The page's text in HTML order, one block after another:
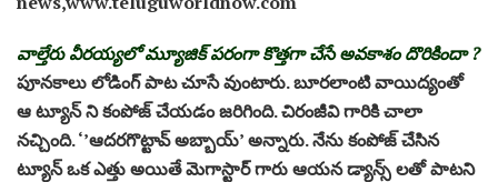
వాల్తేరు వీరయ్యలో మ్యూజిక్ పరంగా కొత్తగా చేసే అవకాశం దొరికిందా ?
పూనకాలు లోడింగ్ పాట చూసే వుంటారు. బూరలాంటి వాయిద్యంతో
ఆ ట్యూన్ ని కంపోజ్ చేయడం జరిగింది. చిరంజీవి గారికి చాలా
నచ్చింది. ‘’ఆదరగొట్టావ్ అబ్బాయ్’ అన్నారు. నేను కంపోజ్ చేసిన
ట్యూన్ ఒక ఎత్తు అయితే మెగాస్టార్ గారు ఆయన డ్యాన్స్ లతో పాటని